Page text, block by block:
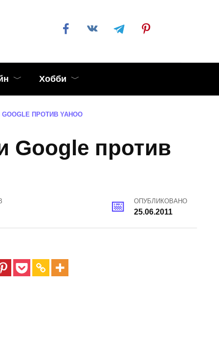
Хобби
ПРОТИВ YAHOO
Google против
ОПУБЛИКОВАНО
25.06.2011